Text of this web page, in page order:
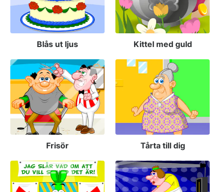
Blås ut ljus Kittel med guld
Frisör Tårta till dig